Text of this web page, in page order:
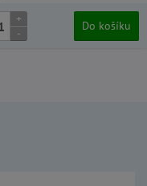
+
-
Do košíku